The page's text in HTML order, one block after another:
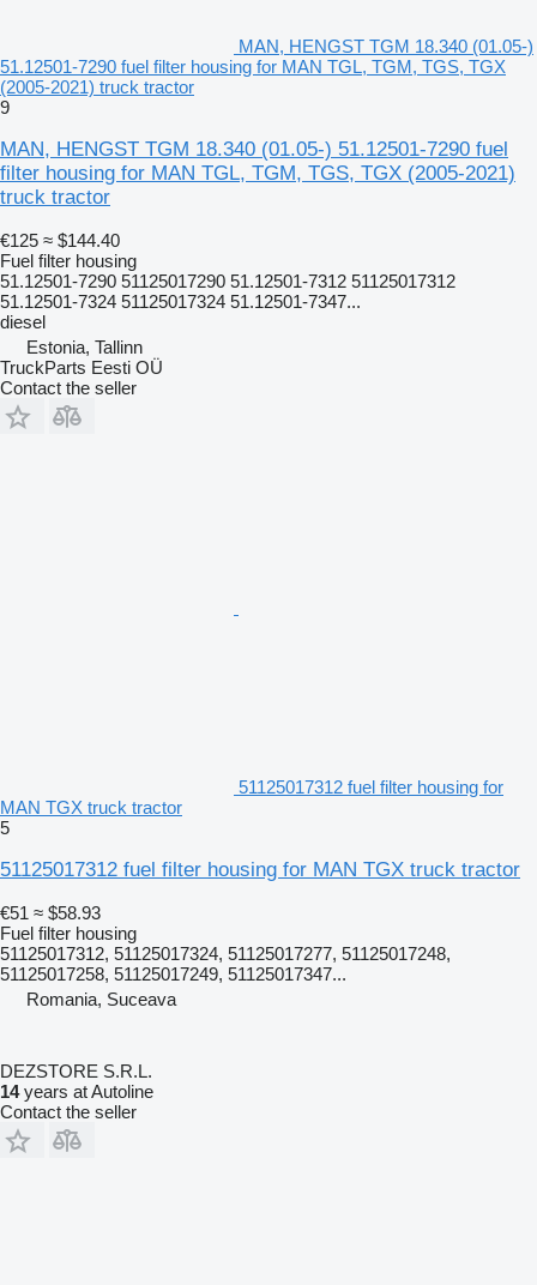
MAN, HENGST TGM 18.340 (01.05-)
51.12501-7290 fuel filter housing for MAN TGL, TGM, TGS, TGX
(2005-2021) truck tractor
9
MAN, HENGST TGM 18.340 (01.05-) 51.12501-7290 fuel
filter housing for MAN TGL, TGM, TGS, TGX (2005-2021)
truck tractor
€125 ≈ $144.40
Fuel filter housing
51.12501-7290 51125017290 51.12501-7312 51125017312
51.12501-7324 51125017324 51.12501-7347...
diesel
Estonia, Tallinn
TruckParts Eesti OÜ
Contact the seller
51125017312 fuel filter housing for
MAN TGX truck tractor
5
51125017312 fuel filter housing for MAN TGX truck tractor
€51 ≈ $58.93
Fuel filter housing
51125017312, 51125017324, 51125017277, 51125017248,
51125017258, 51125017249, 51125017347...
Romania, Suceava
DEZSTORE S.R.L.
14years at Autoline
Contact the seller